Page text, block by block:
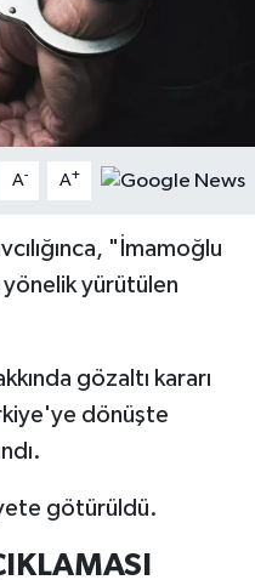
A- A+
"İmamoğlu
yönelik yürütülen
gözaltı kararı
dönüşte
götürüldü.